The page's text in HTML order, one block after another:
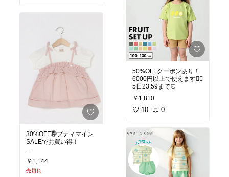
🔸 Rakuten Fashion🔸
30%OFF🉐プティマイン
SALEでお買い得！
petit main
キャミチュニックドッキ
ングT
￥1,144
売切れ
50%OFFクーポンあり！
6000円以上で使えます🙆‍♀️
5日23:59まで⏰
￥1,810
10 0